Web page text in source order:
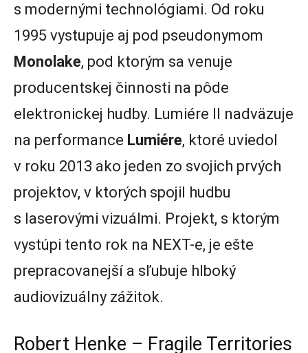
s modernými technológiami. Od roku
1995 vystupuje aj pod pseudonymom
Monolake, pod ktorým sa venuje
producentskej činnosti na pôde
elektronickej hudby. Lumiére II nadväzuje
na performance Lumiére, ktoré uviedol
v roku 2013 ako jeden zo svojich prvých
projektov, v ktorých spojil hudbu
s laserovými vizuálmi. Projekt, s ktorým
vystúpi tento rok na NEXT-e, je ešte
prepracovanejší a sľubuje hlboký
audiovizuálny zážitok.
Robert Henke – Fragile Territories